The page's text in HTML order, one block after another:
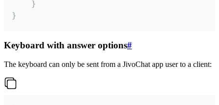
}
Keyboard with answer options#
The keyboard can only be sent from a JivoChat app user to a client: